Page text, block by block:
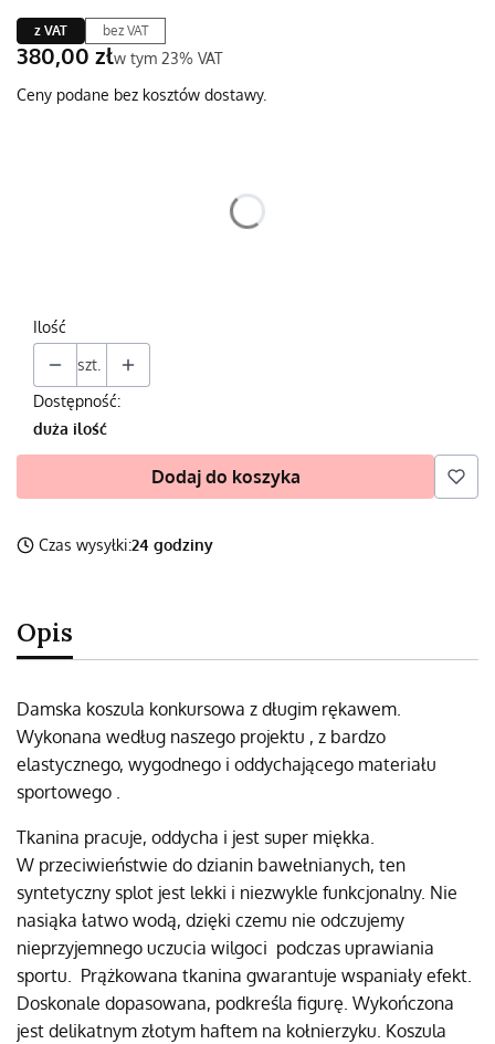
z VAT bez VAT
Cena
380,00 złw tym 23% VAT
w tym 23% VAT
Ceny podane bez kosztów dostawy.
Ilość
szt.
Dostępność:
duża ilość
Dodaj do koszyka
Czas wysyłki:24 godziny
Opis
Damska koszula konkursowa z długim rękawem.
Wykonana według naszego projektu , z bardzo
elastycznego, wygodnego i oddychającego materiału
sportowego .
Tkanina pracuje, oddycha i jest super miękka.
W przeciwieństwie do dzianin bawełnianych, ten
syntetyczny splot jest lekki i niezwykle funkcjonalny. Nie
nasiąka łatwo wodą, dzięki czemu nie odczujemy
nieprzyjemnego uczucia wilgoci podczas uprawiania
sportu. Prążkowana tkanina gwarantuje wspaniały efekt.
Doskonale dopasowana, podkreśla figurę. Wykończona
jest delikatnym złotym haftem na kołnierzyku. Koszula